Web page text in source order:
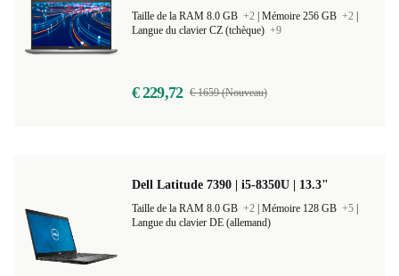
Taille de la RAM 8.0 GB +2 Mémoire 256 GB +2
Langue du clavier CZ (tchèque) +9
€ 229,72 € 1659 (Nouveau)
Dell Latitude 7390 | i5-8350U | 13.3"
Taille de la RAM 8.0 GB +2 Mémoire 128 GB +5
Langue du clavier DE (allemand)